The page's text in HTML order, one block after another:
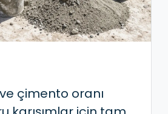
çimento oranı